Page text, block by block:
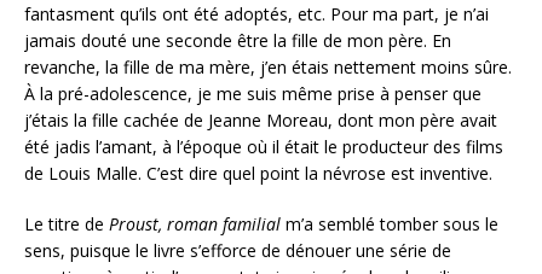
fantasment qu’ils ont été adoptés, etc. Pour ma part, je n’ai
jamais douté une seconde être la fille de mon père. En
revanche, la fille de ma mère, j’en étais nettement moins sûre.
À la pré-adolescence, je me suis même prise à penser que
j’étais la fille cachée de Jeanne Moreau, dont mon père avait
été jadis l’amant, à l’époque où il était le producteur des films
de Louis Malle. C’est dire quel point la névrose est inventive.
Le titre de Proust, roman familial m’a semblé tomber sous le
sens, puisque le livre s’efforce de dénouer une série de